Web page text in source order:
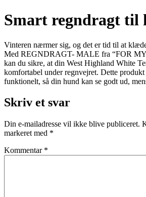
Smart regndragt til
Vinteren nærmer sig, og det er tid til at
Med REGNDRAGT- MALE fra “FOR
kan du sikre, at din West Highland White
komfortabel under regnvejret. Dette
funktionelt, så din hund kan se godt ud,
Skriv et svar
Din e-mailadresse vil ikke blive publiceret.
markeret med *
Kommentar *